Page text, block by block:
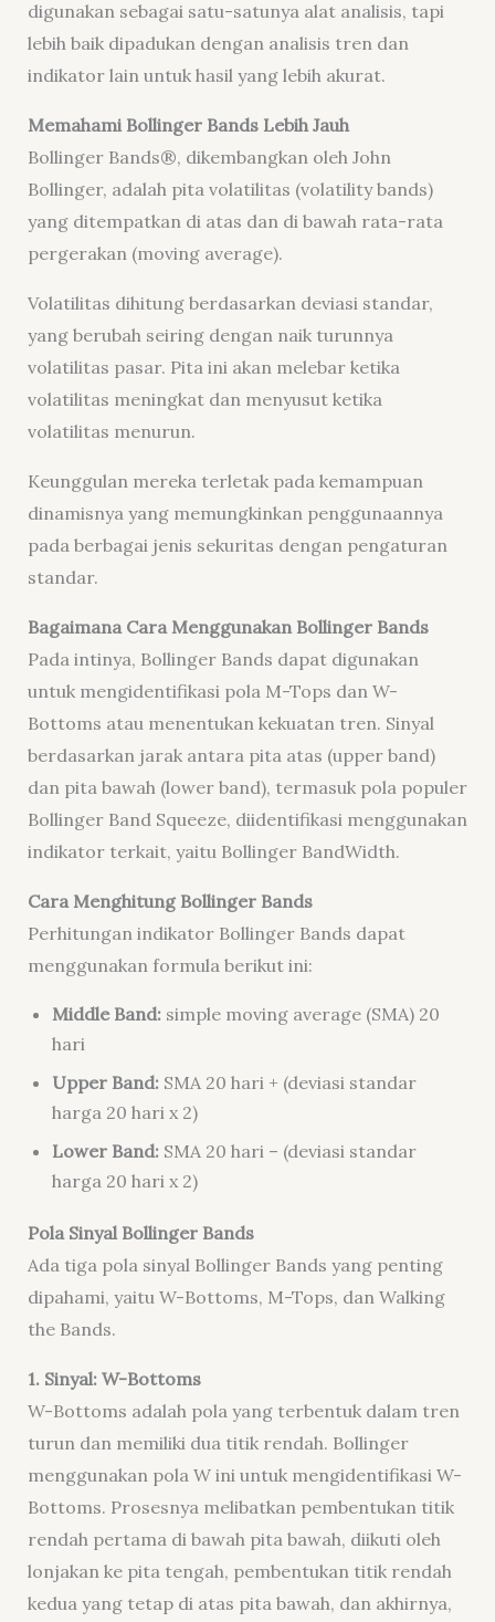
digunakan sebagai satu-satunya alat analisis, tapi
lebih baik dipadukan dengan analisis tren dan
indikator lain untuk hasil yang lebih akurat.
Memahami Bollinger Bands Lebih Jauh
Bollinger Bands®, dikembangkan oleh John
Bollinger, adalah pita volatilitas (volatility bands)
yang ditempatkan di atas dan di bawah rata-rata
pergerakan (moving average).
Volatilitas dihitung berdasarkan deviasi standar,
yang berubah seiring dengan naik turunnya
volatilitas pasar. Pita ini akan melebar ketika
volatilitas meningkat dan menyusut ketika
volatilitas menurun.
Keunggulan mereka terletak pada kemampuan
dinamisnya yang memungkinkan penggunaannya
pada berbagai jenis sekuritas dengan pengaturan
standar.
Bagaimana Cara Menggunakan Bollinger Bands
Pada intinya, Bollinger Bands dapat digunakan
untuk mengidentifikasi pola M-Tops dan W-
Bottoms atau menentukan kekuatan tren. Sinyal
berdasarkan jarak antara pita atas (upper band)
dan pita bawah (lower band), termasuk pola populer
Bollinger Band Squeeze, diidentifikasi menggunakan
indikator terkait, yaitu Bollinger BandWidth.
Cara Menghitung Bollinger Bands
Perhitungan indikator Bollinger Bands dapat
menggunakan formula berikut ini:
Middle Band:simple moving average (SMA) 20
hari
Upper Band:SMA 20 hari + (deviasi standar
harga 20 hari x 2)
Lower Band:SMA 20 hari – (deviasi standar
harga 20 hari x 2)
Pola Sinyal Bollinger Bands
Ada tiga pola sinyal Bollinger Bands yang penting
dipahami, yaitu W-Bottoms, M-Tops, dan Walking
the Bands.
1. Sinyal: W-Bottoms
W-Bottoms adalah pola yang terbentuk dalam tren
turun dan memiliki dua titik rendah. Bollinger
menggunakan pola W ini untuk mengidentifikasi W-
Bottoms. Prosesnya melibatkan pembentukan titik
rendah pertama di bawah pita bawah, diikuti oleh
lonjakan ke pita tengah, pembentukan titik rendah
kedua yang tetap di atas pita bawah, dan akhirnya,